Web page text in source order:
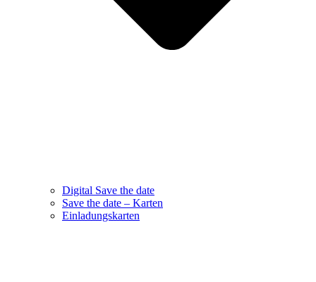
Digital Save the date
Save the date – Karten
Einladungskarten